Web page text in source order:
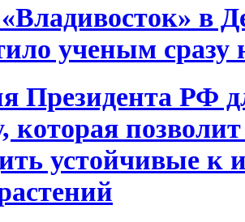
в
ученым сразу
Президента РФ
которая
устойчивые к